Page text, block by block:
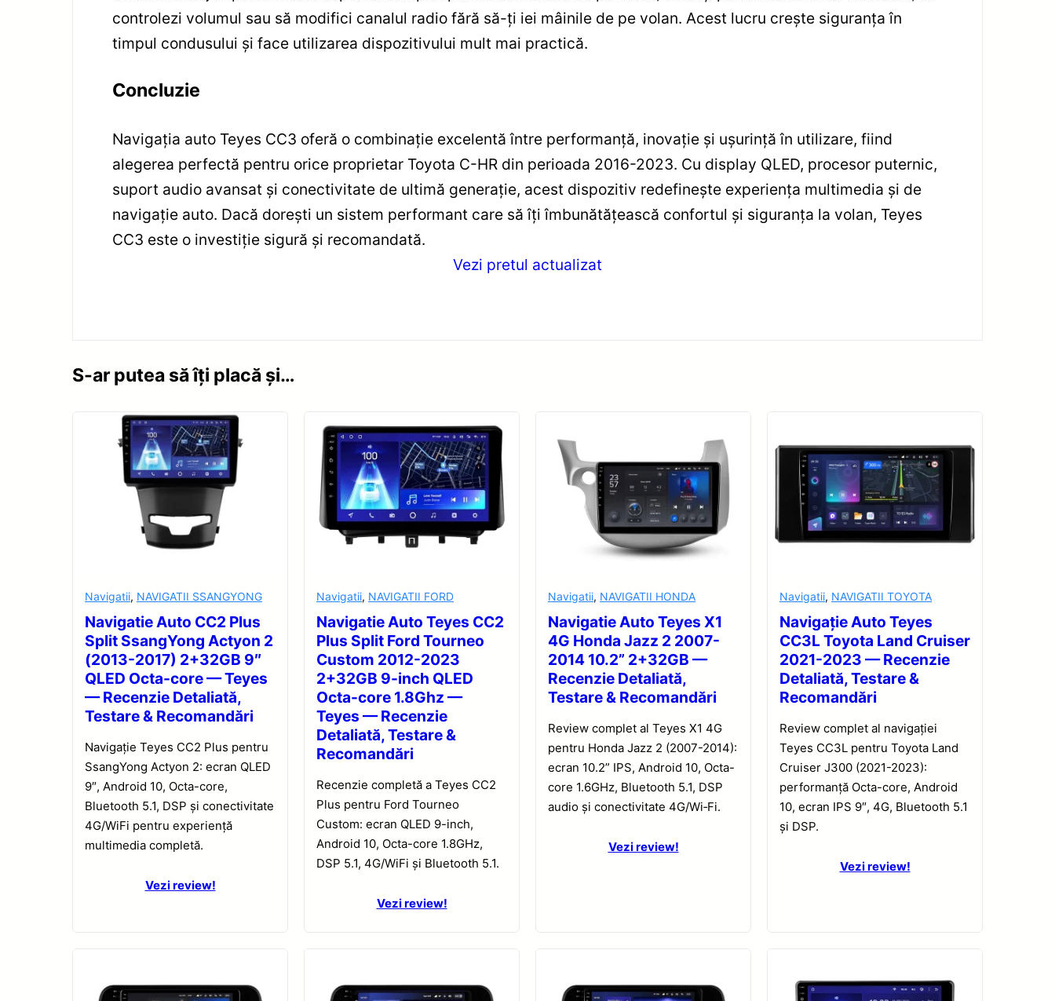
controlezi volumul sau să modifici canalul radio fără să-ți iei mâinile de pe volan. Acest lucru crește siguranța în
timpul condusului și face utilizarea dispozitivului mult mai practică.
Concluzie
Navigația auto Teyes CC3 oferă o combinație excelentă între performanță, inovație și ușurință în utilizare, fiind
alegerea perfectă pentru orice proprietar Toyota C-HR din perioada 2016-2023. Cu display QLED, procesor puternic,
suport audio avansat și conectivitate de ultimă generație, acest dispozitiv redefinește experiența multimedia și de
navigație auto. Dacă dorești un sistem performant care să îți îmbunătățească confortul și siguranța la volan, Teyes
CC3 este o investiție sigură și recomandată.
Vezi pretul actualizat
S-ar putea să îți placă și…
Navigatii, NAVIGATII SSANGYONG
Navigatie Auto CC2 Plus
Split SsangYong Actyon 2
(2013-2017) 2+32GB 9″
QLED Octa-core — Teyes
— Recenzie Detaliată,
Testare & Recomandări
Navigație Teyes CC2 Plus pentru
SsangYong Actyon 2: ecran QLED
9″, Android 10, Octa-core,
Bluetooth 5.1, DSP și conectivitate
4G/WiFi pentru experiență
multimedia completă.
Vezi review!
Navigatii, NAVIGATII FORD
Navigatie Auto Teyes CC2
Plus Split Ford Tourneo
Custom 2012-2023
2+32GB 9-inch QLED
Octa-core 1.8Ghz —
Teyes — Recenzie
Detaliată, Testare &
Recomandări
Recenzie completă a Teyes CC2
Plus pentru Ford Tourneo
Custom: ecran QLED 9-inch,
Android 10, Octa-core 1.8GHz,
DSP 5.1, 4G/WiFi și Bluetooth 5.1.
Vezi review!
Navigatii, NAVIGATII HONDA
Navigatie Auto Teyes X1
4G Honda Jazz 2 2007-
2014 10.2” 2+32GB —
Recenzie Detaliată,
Testare & Recomandări
Review complet al Teyes X1 4G
pentru Honda Jazz 2 (2007-2014):
ecran 10.2” IPS, Android 10, Octa-
core 1.6GHz, Bluetooth 5.1, DSP
audio și conectivitate 4G/Wi‑Fi.
Vezi review!
Navigatii, NAVIGATII TOYOTA
Navigație Auto Teyes
CC3L Toyota Land Cruiser
2021-2023 — Recenzie
Detaliată, Testare &
Recomandări
Review complet al navigației
Teyes CC3L pentru Toyota Land
Cruiser J300 (2021-2023):
performanță Octa-core, Android
10, ecran IPS 9″, 4G, Bluetooth 5.1
și DSP.
Vezi review!